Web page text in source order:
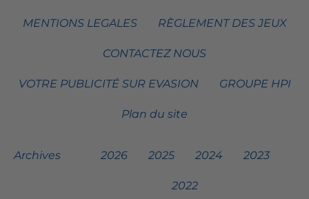
MENTIONS LEGALES RÈGLEMENT DES JEUX
CONTACTEZ NOUS
VOTRE PUBLICITÉ SUR EVASION GROUPE HPI
Plan du site
Archives 2026 2025 2024 2023
2022